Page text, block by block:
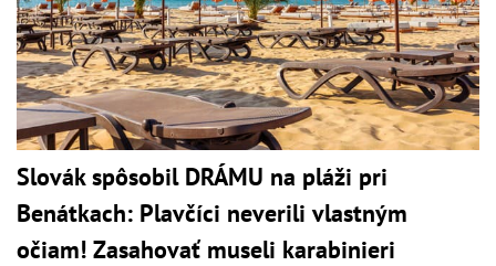
Slovák spôsobil DRÁMU na pláži pri
Benátkach: Plavčíci neverili vlastným
očiam! Zasahovať museli karabinieri